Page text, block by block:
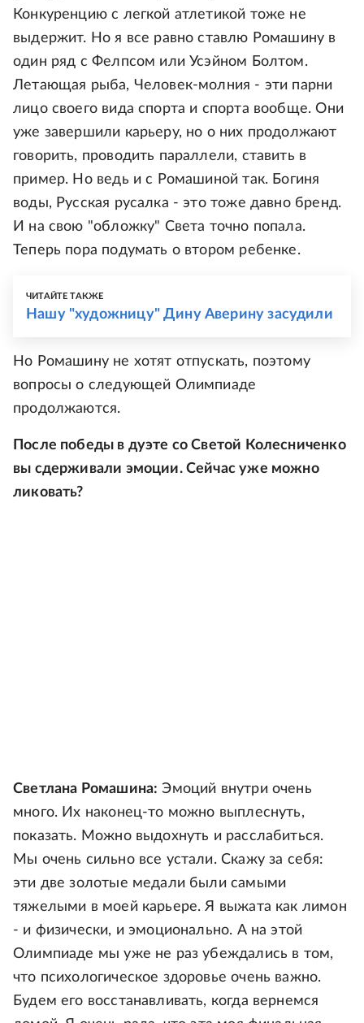
Конкуренцию с легкой атлетикой тоже не
выдержит. Но я все равно ставлю Ромашину в
один ряд с Фелпсом или Усэйном Болтом.
Летающая рыба, Человек-молния - эти парни
лицо своего вида спорта и спорта вообще. Они
уже завершили карьеру, но о них продолжают
говорить, проводить параллели, ставить в
пример. Но ведь и с Ромашиной так. Богиня
воды, Русская русалка - это тоже давно бренд.
И на свою "обложку" Света точно попала.
Теперь пора подумать о втором ребенке.
ЧИТАЙТЕ ТАКЖЕ
Нашу "художницу" Дину Аверину засудили
Но Ромашину не хотят отпускать, поэтому
вопросы о следующей Олимпиаде
продолжаются.
После победы в дуэте со Светой Колесниченко
вы сдерживали эмоции. Сейчас уже можно
ликовать?
Светлана Ромашина: Эмоций внутри очень
много. Их наконец-то можно выплеснуть,
показать. Можно выдохнуть и расслабиться.
Мы очень сильно все устали. Скажу за себя:
эти две золотые медали были самыми
тяжелыми в моей карьере. Я выжата как лимон
- и физически, и эмоционально. А на этой
Олимпиаде мы уже не раз убеждались в том,
что психологическое здоровье очень важно.
Будем его восстанавливать, когда вернемся